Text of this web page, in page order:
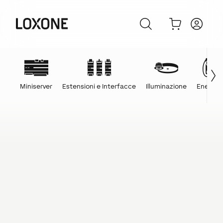
Miniserver Estensioni e Interfacce Illuminazione Energia